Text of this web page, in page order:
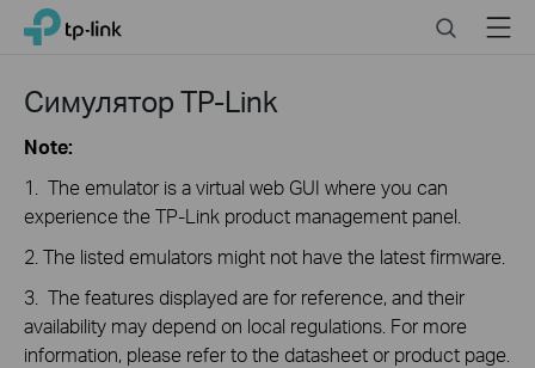
Click
navigation
TP-Link, Reliably Smart SearchMenu
Симулятор TP-Link
Note:
1. The emulator is a virtual web GUI where you can
experience the TP-Link product management panel.
2. The listed emulators might not have the latest firmware.
3. The features displayed are for reference, and their
availability may depend on local regulations. For more
information, please refer to the datasheet or product page.